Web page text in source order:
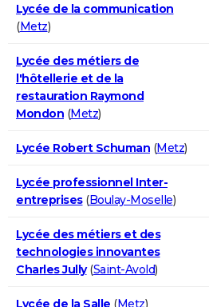
Lycée de la communication
(Metz)
Lycée des métiers de
l'hôtellerie et de la
restauration Raymond
Mondon (Metz)
Lycée Robert Schuman (Metz)
Lycée professionnel Inter-
entreprises(Boulay-Moselle)
Lycée des métiers et des
technologies innovantes
Charles Jully(Saint-Avold)
Lycée de la Salle (Metz)